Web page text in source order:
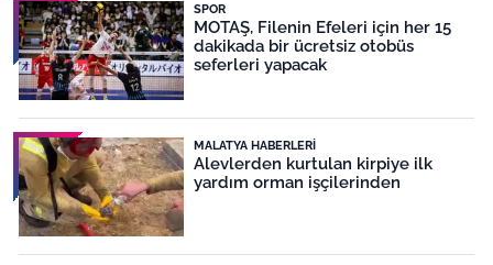
SPOR
MOTAŞ, Filenin Efeleri için her 15
dakikada bir ücretsiz otobüs
seferleri yapacak
MALATYA HABERLERI
Alevlerden kurtulan kirpiye ilk
yardım orman işçilerinden